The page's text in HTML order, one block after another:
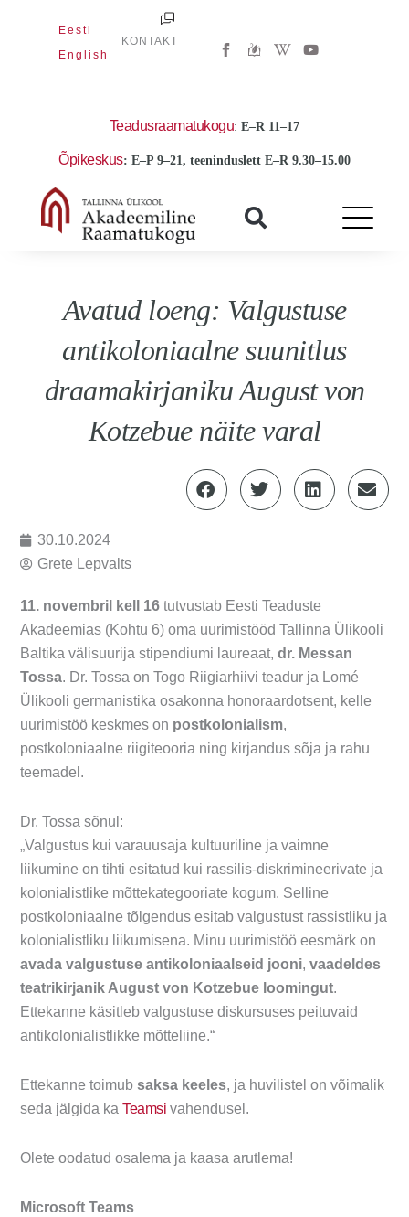
Eesti
English
KONTAKT
W
i
d
-
Y
o
Teadusraamatukogu:E–R 11–17
Õpikeskus: E–P 9–21, teeninduslett E–R 9.30–15.00
Avatud loeng: Valgustuse
antikoloniaalne suunitlus
draamakirjaniku August von
Kotzebue näite varal
30.10.2024
Grete Lepvalts
11. novembril kell 16 tutvustab Eesti Teaduste
Akadeemias (Kohtu 6) oma uurimistööd Tallinna Ülikooli
Baltika välisuurija stipendiumi laureaat,dr. Messan
Tossa. Dr. Tossa on Togo Riigiarhiivi teadur ja Lomé
Ülikooli germanistika osakonna honoraardotsent, kelle
uurimistöö keskmes on postkolonialism,
postkoloniaalne riigiteooria ning kirjandus sõja ja rahu
teemadel.
Dr. Tossa sõnul:
„Valgustus kui varauusaja kultuuriline ja vaimne
liikumine on tihti esitatud kui rassilis-diskrimineerivate ja
kolonialistlike mõttekategooriate kogum. Selline
postkoloniaalne tõlgendus esitab valgustust rassistliku ja
kolonialistliku liikumisena. Minu uurimistöö eesmärk on
avada valgustuse antikoloniaalseid jooni,vaadeldes
teatrikirjanik August von Kotzebue loomingut.
Ettekanne käsitleb valgustuse diskursuses peituvaid
antikolonialistlikke mõtteliine.“
Ettekanne toimubsaksa keeles, ja huvilistel on võimalik
seda jälgida kaTeamsi vahendusel.
Olete oodatud osalema ja kaasa arutlema!
Microsoft Teams